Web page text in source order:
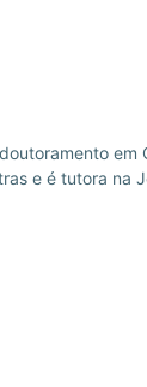
em
e é tutora na